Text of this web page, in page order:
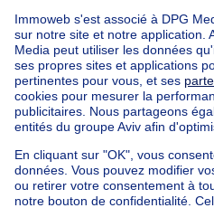
Maison